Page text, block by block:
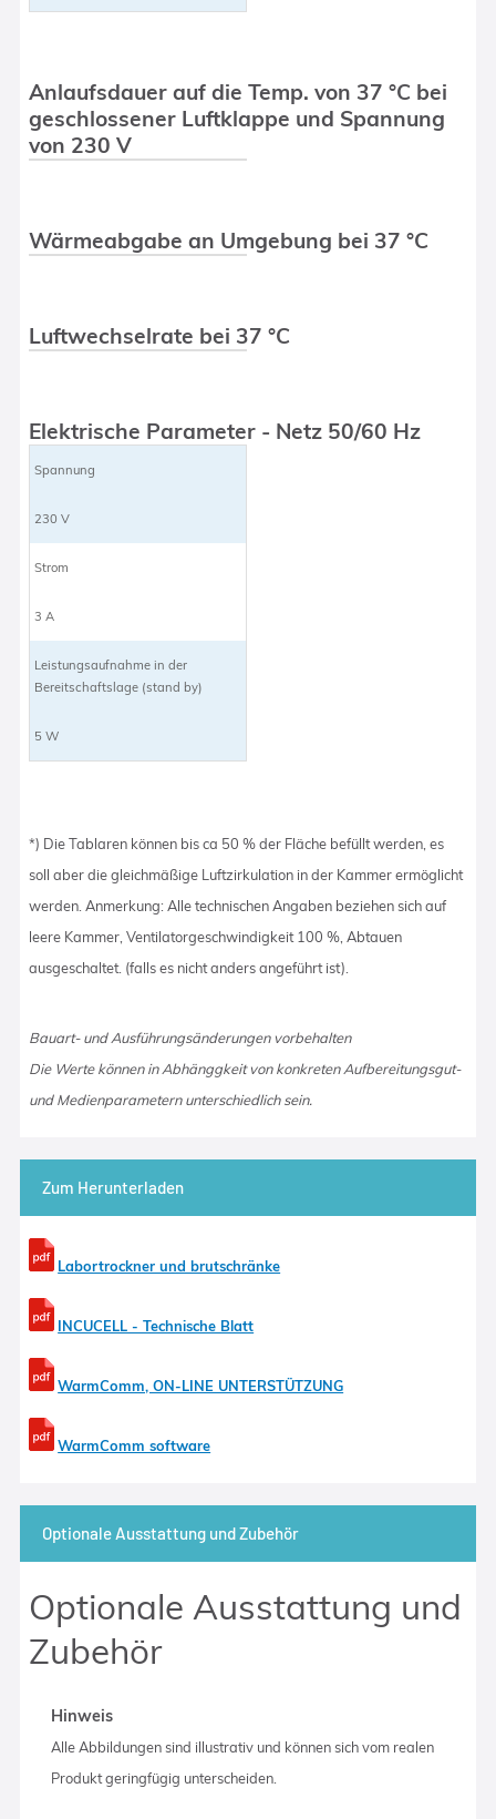
Anlaufsdauer auf die Temp. von 37 °C bei
geschlossener Luftklappe und Spannung
von 230 V
Wärmeabgabe an Umgebung bei 37 °C
Luftwechselrate bei 37 °C
Elektrische Parameter - Netz 50/60 Hz
Spannung
230 V
Strom
3 A
Leistungsaufnahme in der
Bereitschaftslage (stand by)
5 W
*) Die Tablaren können bis ca 50 % der Fläche befüllt werden, es
soll aber die gleichmäßige Luftzirkulation in der Kammer ermöglicht
werden. Anmerkung: Alle technischen Angaben beziehen sich auf
leere Kammer, Ventilatorgeschwindigkeit 100 %, Abtauen
ausgeschaltet. (falls es nicht anders angeführt ist).
Bauart- und Ausführungsänderungen vorbehalten
Die Werte können in Abhänggkeit von konkreten Aufbereitungsgut-
und Medienparametern unterschiedlich sein.
Zum Herunterladen
Labortrockner und brutschränke
INCUCELL - Technische Blatt
WarmComm, ON-LINE UNTERSTÜTZUNG
WarmComm software
Optionale Ausstattung und Zubehör
Optionale Ausstattung und
Zubehör
Hinweis
Alle Abbildungen sind illustrativ und können sich vom realen
Produkt geringfügig unterscheiden.